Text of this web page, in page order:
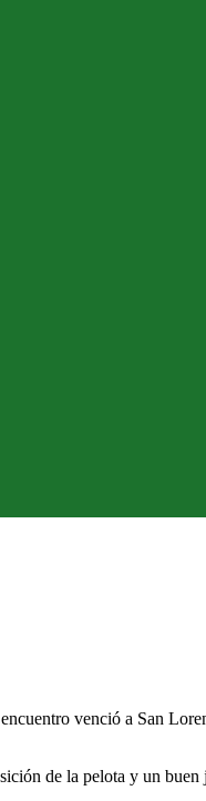
venció a San
de la pelota y un buen